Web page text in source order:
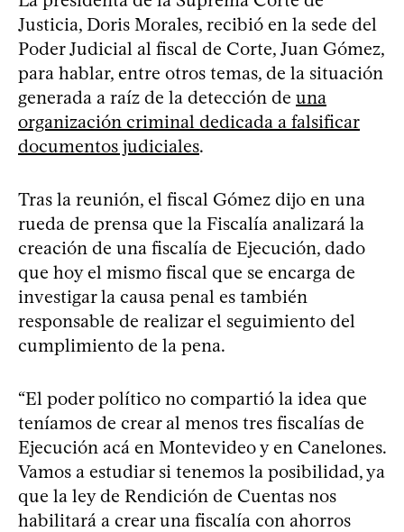
Justicia, Doris Morales, recibió en la sede del
Poder Judicial al fiscal de Corte, Juan Gómez,
para hablar, entre otros temas, de la situación
generada a raíz de la detección de una
organización criminal dedicada a falsificar
documentos judiciales.
Tras la reunión, el fiscal Gómez dijo en una
rueda de prensa que la Fiscalía analizará la
creación de una fiscalía de Ejecución, dado
que hoy el mismo fiscal que se encarga de
investigar la causa penal es también
responsable de realizar el seguimiento del
cumplimiento de la pena.
“El poder político no compartió la idea que
teníamos de crear al menos tres fiscalías de
Ejecución acá en Montevideo y en Canelones.
Vamos a estudiar si tenemos la posibilidad, ya
que la ley de Rendición de Cuentas nos
habilitará a crear una fiscalía con ahorros